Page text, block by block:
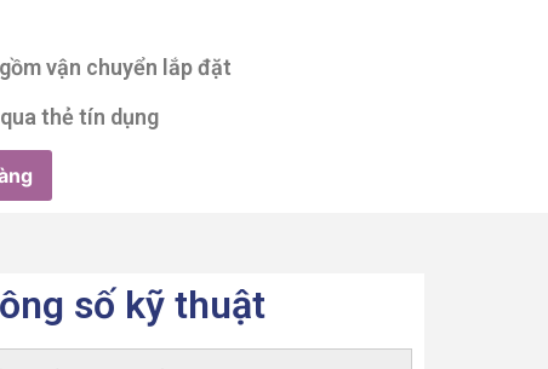
vận chuyển lắp đặt
thẻ tín dụng
số kỹ thuật